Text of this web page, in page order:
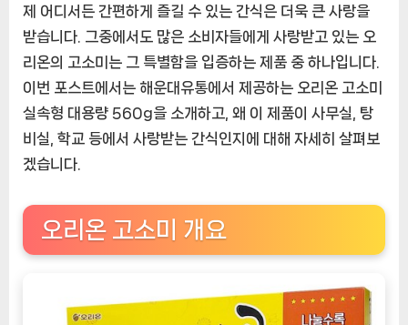
해
운
대
유
통
의
오
리
고
소
제 어디서든 간편하게 즐길 수 있는 간식은 더욱 큰 사랑을
받습니다. 그중에서도 많은 소비자들에게 사랑받고 있는 오
리온의 고소미는 그 특별함을 입증하는 제품 중 하나입니다.
이번 포스트에서는 해운대유통에서 제공하는 오리온 고소미
실속형 대용량 560g을 소개하고, 왜 이 제품이 사무실, 탕
비실, 학교 등에서 사랑받는 간식인지에 대해 자세히 살펴보
겠습니다.
오리온 고소미 개요